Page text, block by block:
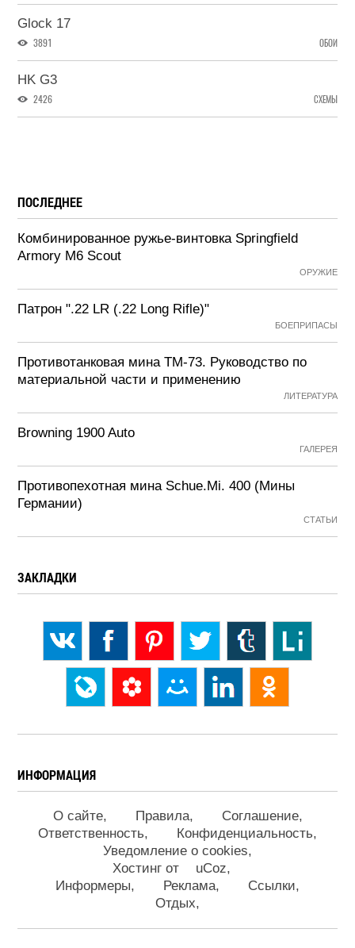
Glock 17
3891 ОБОИ
HK G3
2426 СХЕМЫ
ПОСЛЕДНЕЕ
Комбинированное ружье-винтовка Springfield
Armory M6 Scout
ОРУЖИЕ
Патрон ".22 LR (.22 Long Rifle)"
БОЕПРИПАСЫ
Противотанковая мина ТМ-73. Руководство по
материальной части и применению
ЛИТЕРАТУРА
Browning 1900 Auto
ГАЛЕРЕЯ
Противопехотная мина Schue.Mi. 400 (Мины
Германии)
СТАТЬИ
ЗАКЛАДКИ
ИНФОРМАЦИЯ
О сайте Правила
Соглашение
Ответственность
Конфиденциальность
Уведомление о cookies
Хостинг от
uCoz
Информеры
Реклама
Ссылки
Отдых